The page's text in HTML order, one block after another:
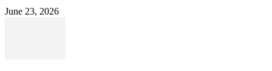
June 23, 2026